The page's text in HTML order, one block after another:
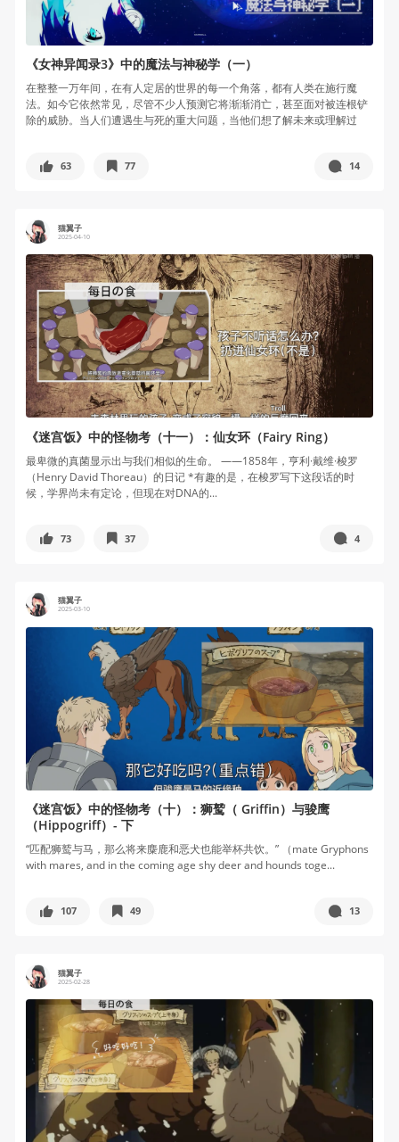
《女神异闻录3》中的魔法与神秘学（一）
在整整一万年间，在有人定居的世界的每一个角落，都有人类在施行魔
法。如今它依然常见，尽管不少人预测它将渐渐消亡，甚至面对被连根铲
除的威胁。当人们遭遇生与死的重大问题，当他们想了解未来或理解过
63 77 14
猫翼子
2025-04-10
《迷宫饭》中的怪物考（十一）：仙女环（Fairy Ring）
最卑微的真菌显示出与我们相似的生命。 ——1858年，亨利·戴维·梭罗
（Henry David Thoreau）的日记 *有趣的是，在梭罗写下这段话的时
候，学界尚未有定论，但现在对DNA的...
73 37 4
猫翼子
2025-03-10
《迷宫饭》中的怪物考（十）：狮鹫（ Griffin）与骏鹰
（Hippogriff）- 下
“匹配狮鹫与马，那么将来麋鹿和恶犬也能举杯共饮。” （mate Gryphons
with mares, and in the coming age shy deer and hounds toge...
107 49 13
猫翼子
2025-02-28